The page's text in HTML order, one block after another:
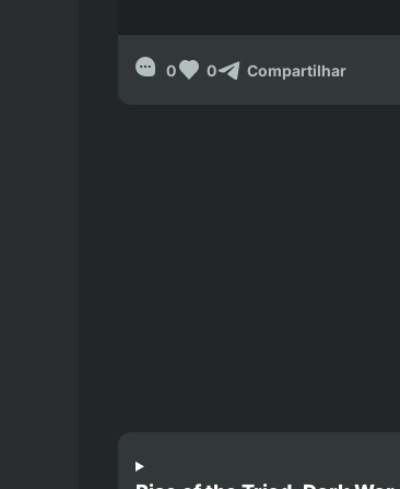
0 0 Compartilhar